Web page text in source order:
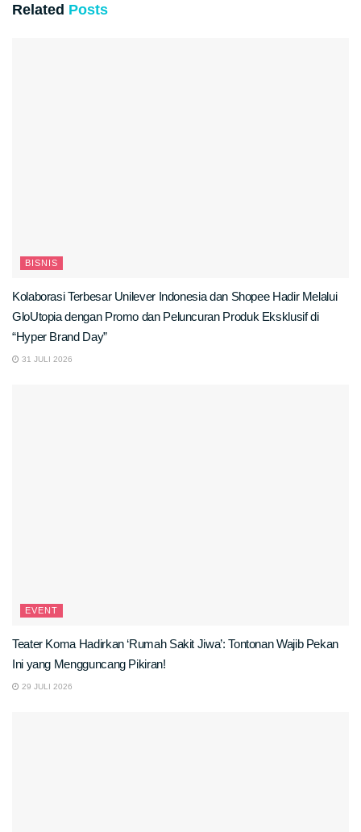
Related Posts
BISNIS
Kolaborasi Terbesar Unilever Indonesia dan Shopee Hadir Melalui
GloUtopia dengan Promo dan Peluncuran Produk Eksklusif di
“Hyper Brand Day”
31 JULI 2026
EVENT
Teater Koma Hadirkan ‘Rumah Sakit Jiwa’: Tontonan Wajib Pekan
Ini yang Mengguncang Pikiran!
29 JULI 2026